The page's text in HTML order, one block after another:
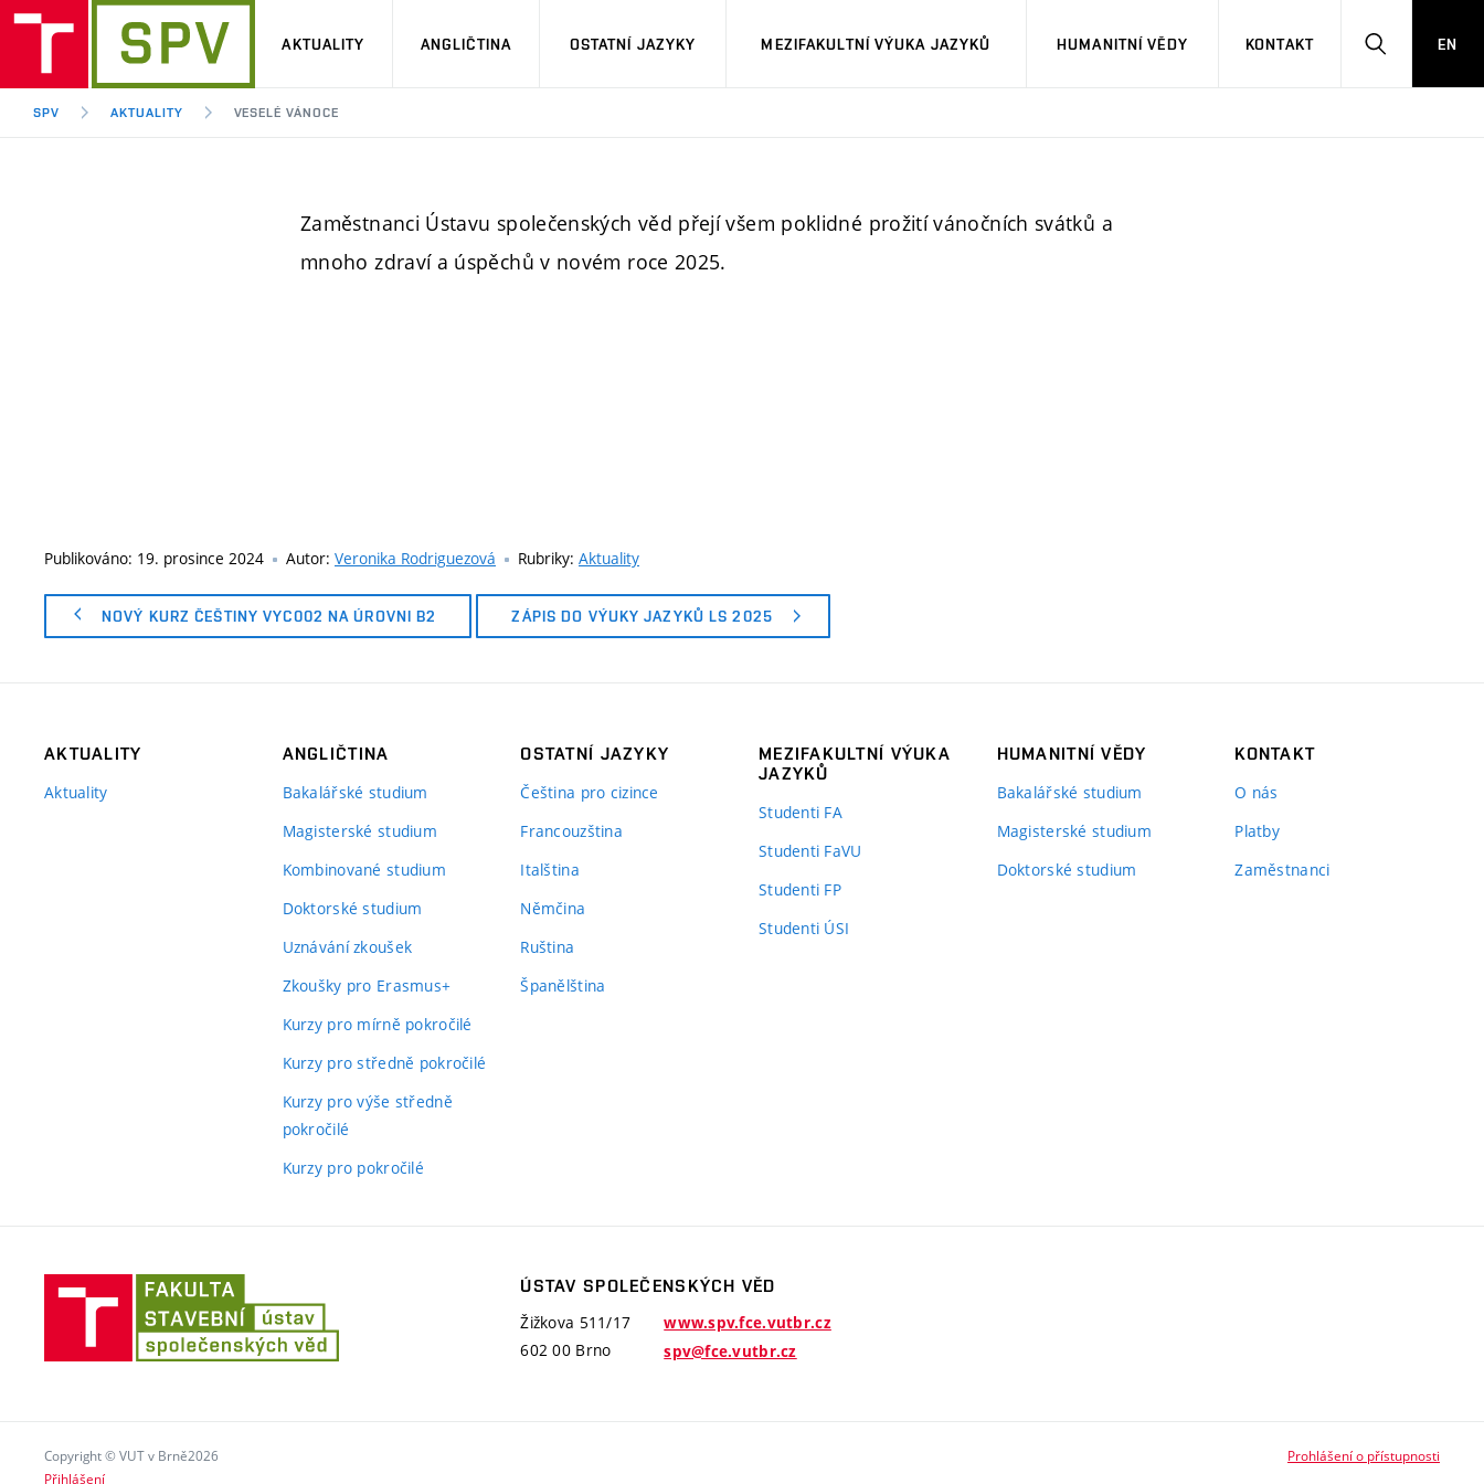
AKTUALITY ANGLIČTINA OSTATNÍ JAZYKY MEZIFAKULTNÍ VÝUKA JAZYKŮ HUMANITNÍ VĚDY KONTAKT
HLEDAT
EN
SPV AKTUALITY VESELÉ VÁNOCE
Zaměstnanci Ústavu společenských věd přejí všem poklidné prožití vánočních svátků a
mnoho zdraví a úspěchů v novém roce 2025.
Publikováno: 19. prosince 2024 Autor: Veronika Rodriguezová Rubriky: Aktuality
NOVÝ KURZ ČEŠTINY VYC002 NA ÚROVNI B2 ZÁPIS DO VÝUKY JAZYKŮ LS 2025
AKTUALITY
Aktuality
ANGLIČTINA
Bakalářské studium
Magisterské studium
Kombinované studium
Doktorské studium
Uznávání zkoušek
Zkoušky pro Erasmus+
Kurzy pro mírně pokročilé
Kurzy pro středně pokročilé
Kurzy pro výše středně
pokročilé
Kurzy pro pokročilé
OSTATNÍ JAZYKY
Čeština pro cizince
Francouzština
Italština
Němčina
Ruština
Španělština
MEZIFAKULTNÍ VÝUKA
JAZYKŮ
Studenti FA
Studenti FaVU
Studenti FP
Studenti ÚSI
HUMANITNÍ VĚDY
Bakalářské studium
Magisterské studium
Doktorské studium
KONTAKT
O nás
Platby
Zaměstnanci
ÚSTAV SPOLEČENSKÝCH VĚD
Žižkova 511/17
602 00 Brno
www.spv.fce.vutbr.cz
spv@fce.vutbr.cz
Copyright © VUT v Brně2026
Přihlášení
Prohlášení o přístupnosti